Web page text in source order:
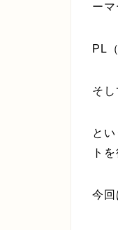
ーマ
PL
そ
と
ト
今回